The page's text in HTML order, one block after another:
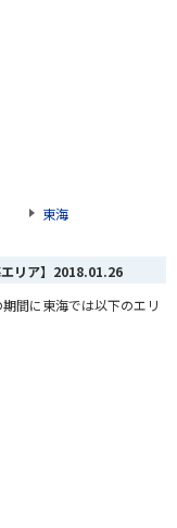
東海
リア】 2018.01.26
間に東海では以下のエリ